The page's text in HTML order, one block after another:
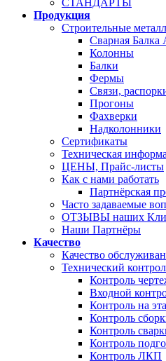
СТАНДАРТЫ
Продукция
Строительные
Сварная Балка
Колонны
Балки
Фермы
Связи,
Прогоны
Фахверки
Надколонники
Сертификаты
Техническая
ЦЕНЫ, Прайс-листы
Как с нами работать
Партнёрская
Часто задаваемые
ОТЗЫВЫ наших
Наши Партнёры
Качество
Качество
Технический
Контроль
Входной
Контроль на
Контроль
Контроль
Контроль
Контроль ЛКП